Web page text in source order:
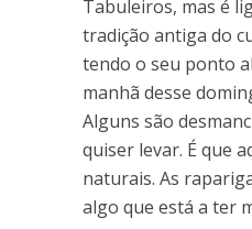
Tabuleiros, mas é
tradição antiga do
tendo o seu ponto
manhã desse
Alguns são
quiser levar. É que
naturais. As
algo que está a ter